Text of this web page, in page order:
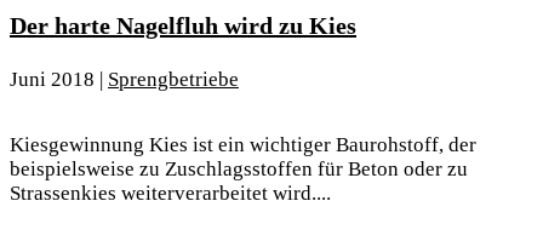
Der harte Nagelfluh wird zu Kies
Juni 2018 | Sprengbetriebe
Kiesgewinnung Kies ist ein wichtiger Baurohstoff, der
beispielsweise zu Zuschlagsstoffen für Beton oder zu
Strassenkies weiterverarbeitet wird....